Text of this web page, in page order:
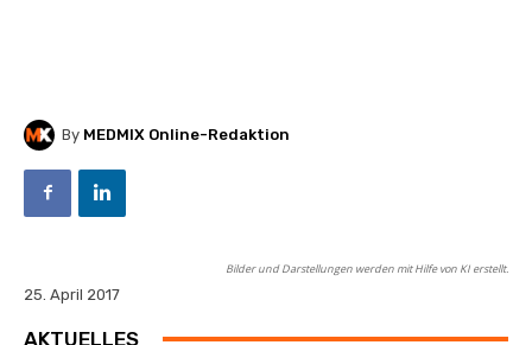
By MEDMIX Online-Redaktion
Bilder und Darstellungen werden mit Hilfe von KI erstellt.
25. April 2017
AKTUELLES